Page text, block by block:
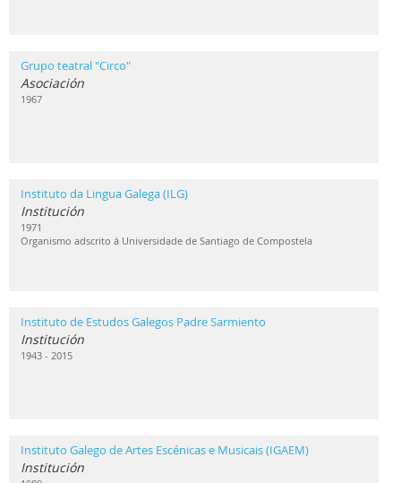
Grupo teatral "Circo"
Asociación
1967
Instituto da Lingua Galega (ILG)
Institución
1971
Organismo adscrito á Universidade de Santiago de Compostela
Instituto de Estudos Galegos Padre Sarmiento
Institución
1943 - 2015
Instituto Galego de Artes Escénicas e Musicais (IGAEM)
Institución